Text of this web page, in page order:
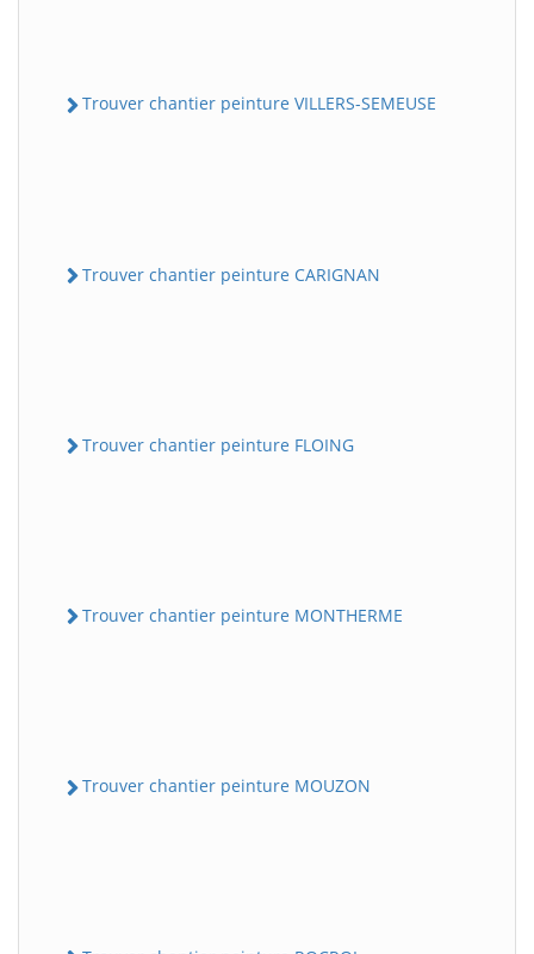
Trouver chantier peinture VILLERS-SEMEUSE
Trouver chantier peinture CARIGNAN
Trouver chantier peinture FLOING
Trouver chantier peinture MONTHERME
Trouver chantier peinture MOUZON